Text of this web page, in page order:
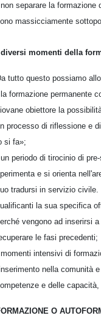
separare la formazione
massicciamente
I diversi momenti della
tutto questo possiamo
formazione permanente
obiettore la
processo di riflessione e
si fa»;
periodo di tirocinio di
e si orienta
tradursi in servizio
la sua specifica
vengono ad inserirsi
le fasi precedenti;
intensivi di
nella comunità
e delle
O